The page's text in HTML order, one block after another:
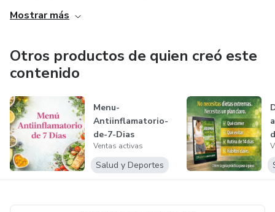
Mostrar más
Otros productos de quien creó este
contenido
Menu-
Antiinflamatorio-
de-7-Dias
Ventas activas
Salud y Deportes